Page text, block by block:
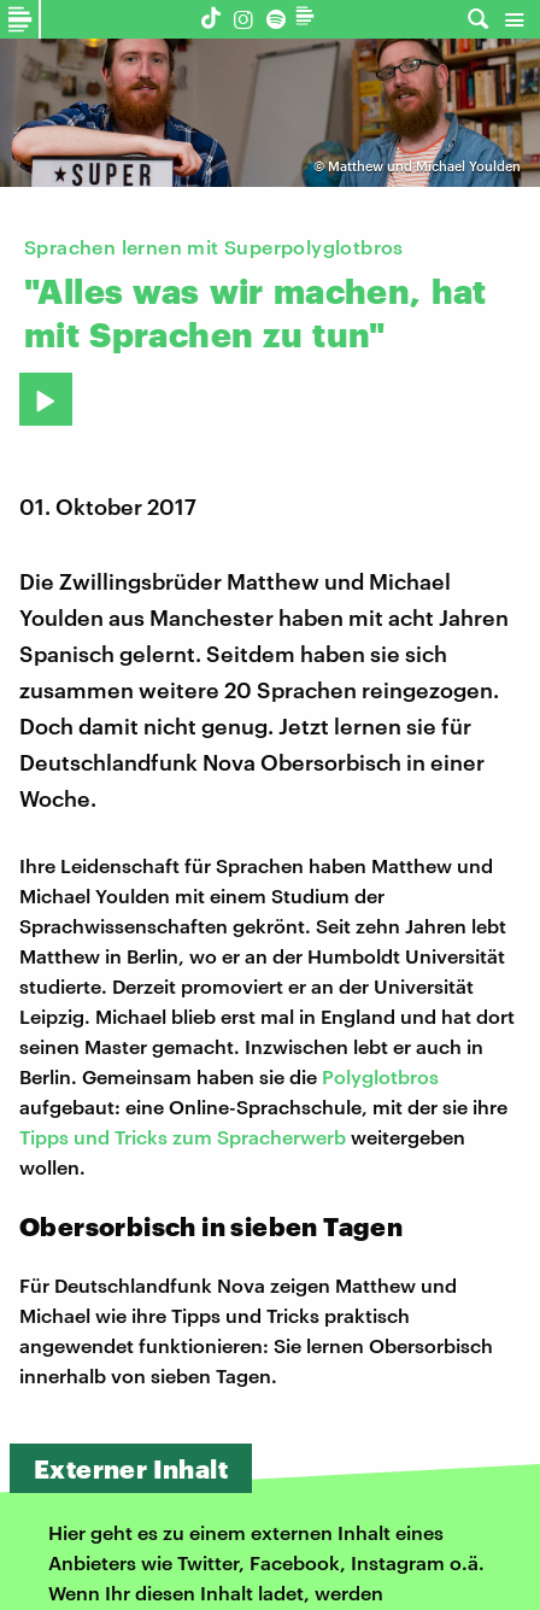
©Matthew und Michael Youlden
Sprachen lernen mit Superpolyglotbros
"Alles was wir machen, hat
mit Sprachen zu tun"
01. Oktober 2017
Die Zwillingsbrüder Matthew und Michael
Youlden aus Manchester haben mit acht Jahren
Spanisch gelernt. Seitdem haben sie sich
zusammen weitere 20 Sprachen reingezogen.
Doch damit nicht genug. Jetzt lernen sie für
Deutschlandfunk Nova Obersorbisch in einer
Woche.
Ihre Leidenschaft für Sprachen haben Matthew und
Michael Youlden mit einem Studium der
Sprachwissenschaften gekrönt. Seit zehn Jahren lebt
Matthew in Berlin, wo er an der Humboldt Universität
studierte. Derzeit promoviert er an der Universität
Leipzig. Michael blieb erst mal in England und hat dort
seinen Master gemacht. Inzwischen lebt er auch in
Berlin. Gemeinsam haben sie die Polyglotbros
aufgebaut: eine Online-Sprachschule, mit der sie ihre
Tipps und Tricks zum Spracherwerb weitergeben
wollen.
Obersorbisch in sieben Tagen
Für Deutschlandfunk Nova zeigen Matthew und
Michael wie ihre Tipps und Tricks praktisch
angewendet funktionieren: Sie lernen Obersorbisch
innerhalb von sieben Tagen.
Externer Inhalt
Hier geht es zu einem externen Inhalt eines
Anbieters wie Twitter, Facebook, Instagram o.ä.
Wenn Ihr diesen Inhalt ladet, werden